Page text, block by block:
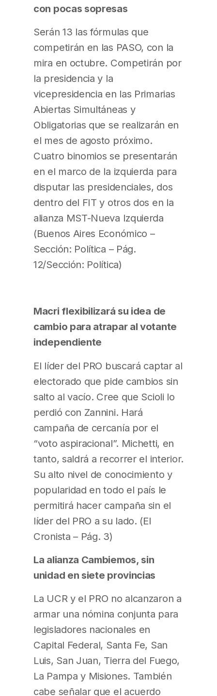
con pocas sopresas
Serán 13 las fórmulas que
competirán en las PASO, con la
mira en octubre. Competirán por
la presidencia y la
vicepresidencia en las Primarias
Abiertas Simultáneas y
Obligatorias que se realizarán en
el mes de agosto próximo.
Cuatro binomios se presentarán
en el marco de la izquierda para
disputar las presidenciales, dos
dentro del FIT y otros dos en la
alianza MST-Nueva Izquierda
(Buenos Aires Económico –
Sección: Política – Pág.
12/Sección: Política)
Macri flexibilizará su idea de
cambio para atrapar al votante
independiente
El líder del PRO buscará captar al
electorado que pide cambios sin
salto al vacío. Cree que Scioli lo
perdió con Zannini. Hará
campaña de cercanía por el
“voto aspiracional”. Michetti, en
tanto, saldrá a recorrer el interior.
Su alto nivel de conocimiento y
popularidad en todo el país le
permitirá hacer campaña sin el
líder del PRO a su lado. (El
Cronista – Pág. 3)
La alianza Cambiemos, sin
unidad en siete provincias
La UCR y el PRO no alcanzaron a
armar una nómina conjunta para
legisladores nacionales en
Capital Federal, Santa Fe, San
Luis, San Juan, Tierra del Fuego,
La Pampa y Misiones. También
cabe señalar que el acuerdo